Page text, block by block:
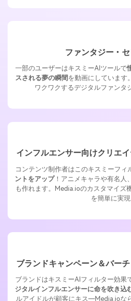
ファンタジー・
一部のユーザーはキスミーAIツールで
スされる夢の瞬間 を動画にしています
ワクワクするデジタルファンタ
インフルエンサー向けクリエ
コンテンツ制作者はこのキスミーフィ
ントをアップ！アニメキャラや有名人
も作れます。Media.ioのカスタマイズ
を簡単に実現
ブランドキャンペーン＆バー
ブランドはキスミーAIフィルター効果
ジタルインフルエンサーに命を吹き込
ルアイドルが顧客にキス―Media.ioな